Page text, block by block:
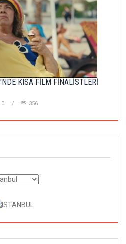
KISA FİLM FİNALİSTLERİ
0 356